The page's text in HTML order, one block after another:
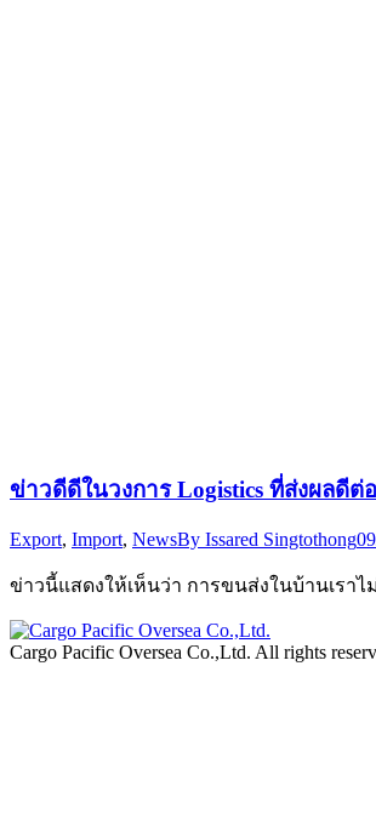
ข่าวดีดีในวงการ Logistics ที่ส่งผลดีต่
Export, Import, NewsBy Issared Singtothong
ข่าวนี้แสดงให้เห็นว่า การขนส่งในบ้านเร
Cargo Pacific Oversea Co.,Ltd. All rights